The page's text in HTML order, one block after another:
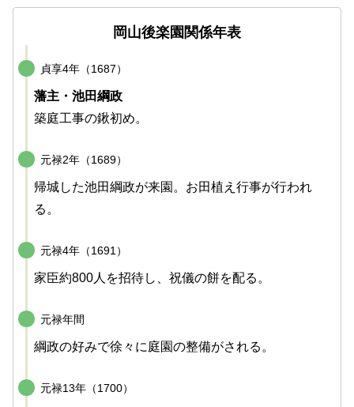
岡山後楽園関係年表
貞享4年（1687）
藩主・池田綱政
築庭工事の鍬初め。
元禄2年（1689）
帰城した池田綱政が来園。お田植え行事が行われ
る。
元禄4年（1691）
家臣約800人を招待し、祝儀の餅を配る。
元禄年間
綱政の好みで徐々に庭園の整備がされる。
元禄13年（1700）